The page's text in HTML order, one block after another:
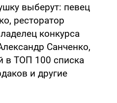
выберут: певец
ресторатор
конкурса
Санченко,
в ТОП 100 списка
и другие